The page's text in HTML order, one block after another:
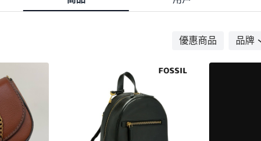
優惠商品 品牌